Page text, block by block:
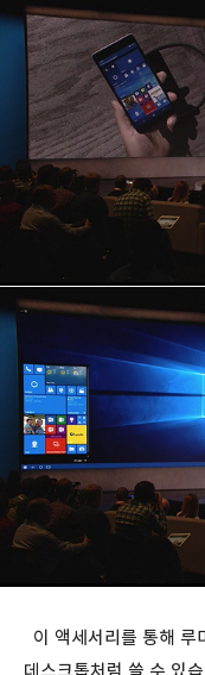
이 액세서리를 통해
데스크톱처럼 쓸 수 있